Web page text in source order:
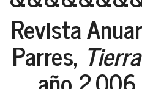
Revista
Parres,